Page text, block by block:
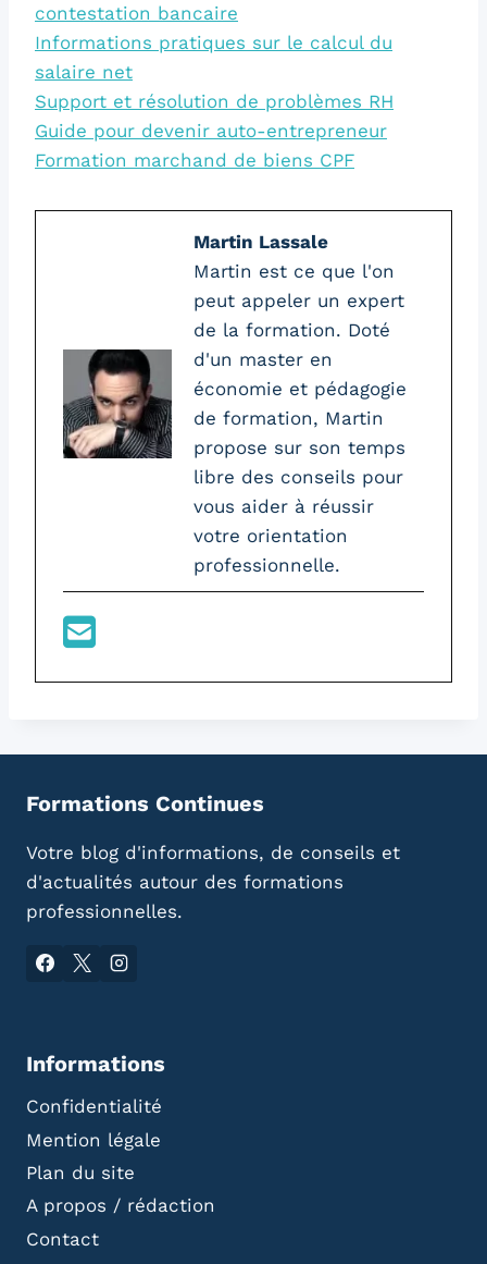
contestation bancaire
Informations pratiques sur le calcul du
salaire net
Support et résolution de problèmes RH
Guide pour devenir auto-entrepreneur
Formation marchand de biens CPF
Martin Lassale
Martin est ce que l'on
peut appeler un expert
de la formation. Doté
d'un master en
économie et pédagogie
de formation, Martin
propose sur son temps
libre des conseils pour
vous aider à réussir
votre orientation
professionnelle.
Formations Continues
Votre blog d'informations, de conseils et
d'actualités autour des formations
professionnelles.
Informations
Confidentialité
Mention légale
Plan du site
A propos / rédaction
Contact